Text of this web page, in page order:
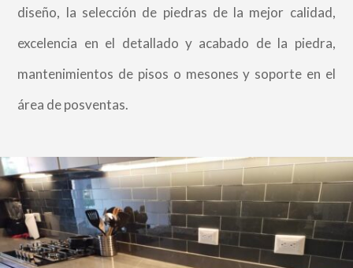
diseño, la selección de piedras de la mejor calidad,
excelencia en el detallado y acabado de la piedra,
mantenimientos de pisos o mesones y soporte en el
área de posventas.